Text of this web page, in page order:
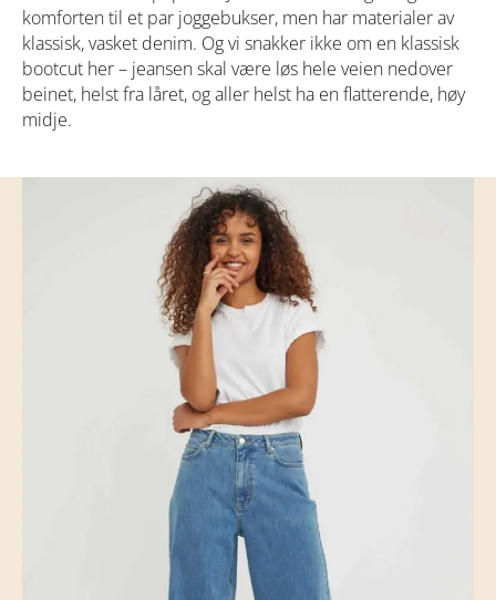
komforten til et par joggebukser, men har materialer av
klassisk, vasket denim. Og vi snakker ikke om en klassisk
bootcut her – jeansen skal være løs hele veien nedover
beinet, helst fra låret, og aller helst ha en flatterende, høy
midje.